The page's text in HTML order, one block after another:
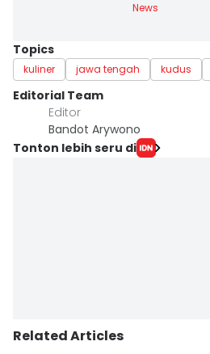
News
Topics
kuliner jawa tengah kudus
Editorial Team
Editor
Bandot Arywono
Tonton lebih seru di
Related Articles